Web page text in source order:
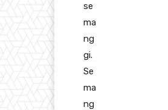
se
ma
ng
gi.
Se
ma
ng